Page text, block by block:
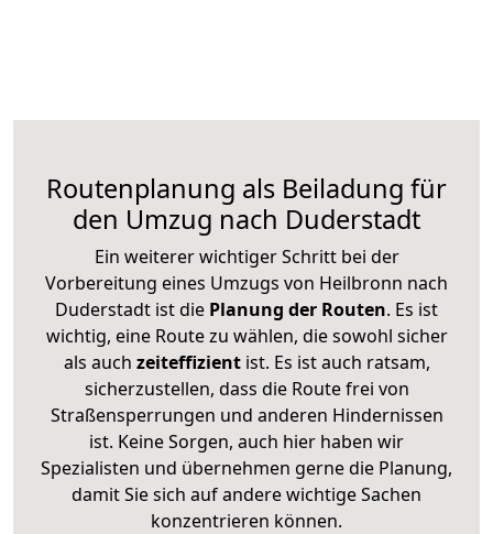
Routenplanung als Beiladung für
den Umzug nach Duderstadt
Ein weiterer wichtiger Schritt bei der
Vorbereitung eines Umzugs von Heilbronn nach
Duderstadt ist die Planung der Routen. Es ist
wichtig, eine Route zu wählen, die sowohl sicher
als auch zeiteffizientist. Es ist auch ratsam,
sicherzustellen, dass die Route frei von
Straßensperrungen und anderen Hindernissen
ist. Keine Sorgen, auch hier haben wir
Spezialisten und übernehmen gerne die Planung,
damit Sie sich auf andere wichtige Sachen
konzentrieren können.